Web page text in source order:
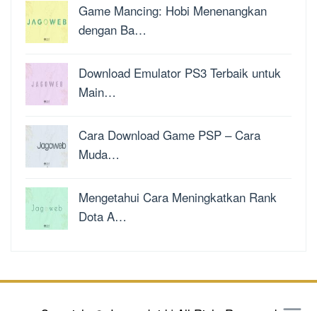
Game Mancing: Hobi Menenangkan
dengan Ba…
Download Emulator PS3 Terbaik untuk
Main…
Cara Download Game PSP – Cara
Muda…
Mengetahui Cara Meningkatkan Rank
Dota A…